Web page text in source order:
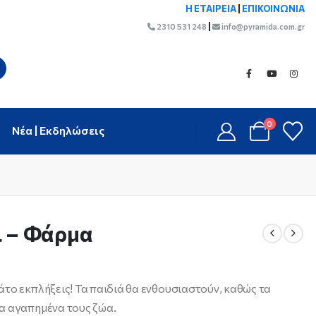
Η ΕΤΑΙΡΕΙΑ ΕΠΙΚΟΙΝΩΝΙΑ
2310 531 248 info@pyramida.com.gr
Νέα | Εκδηλώσεις 0
– Φάρμα
εκπλήξεις! Τα παιδιά θα ενθουσιαστούν, καθώς τα
αγαπημένα τους ζώα.